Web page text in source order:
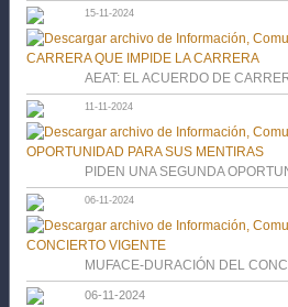
15-11-2024
AEAT: EL ACUERDO DE
11-11-2024
PIDEN UNA SEGUNDA
06-11-2024
MUFACE-DURACIÓN DEL
06-11-2024